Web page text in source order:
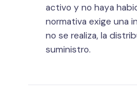
activo y no haya
normativa exige una
no se realiza, la
suministro.